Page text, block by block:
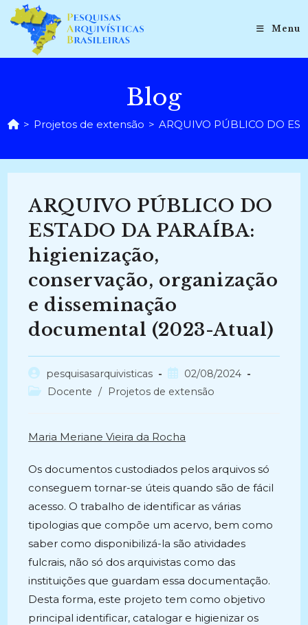
para
conteúdo
Menu
Blog
> Projetos de extensão > ARQUIVO PÚBLICO DO
ARQUIVO PÚBLICO DO
ESTADO DA PARAÍBA:
higienização,
conservação, organização
e disseminação
documental (2023-Atual)
Autor
do
pesquisasarquivisticas
Post
publicado:
02/08/2024
Categoria
Docente / Projetos de extensão
Maria Meriane Vieira da Rocha
Os documentos custodiados pelos arquivos só
conseguem tornar-se úteis quando são de fácil
acesso. O trabalho de identificar as várias
tipologias que compõe um acervo, bem como
saber como disponibilizá-la são atividades
fulcrais, não só dos arquivistas como das
instituições que guardam essa documentação.
Desta forma, este projeto tem como objetivo
principal identificar, catalogar e higienizar os